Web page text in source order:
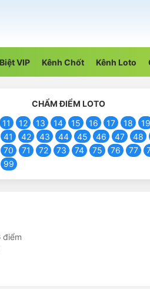
VIP Kênh Chốt Kênh Loto
CHẨM ĐIỂM LOTO
11 12 13 14 15 16 17 18 19
41 42 43 44 45 46 47 48
70 71 72 73 74 75 76 77
99
điểm